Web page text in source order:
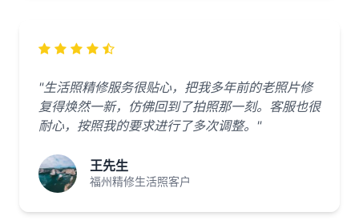
"生活照精修服务很贴心，把我多年前的老照片修
复得焕然一新，仿佛回到了拍照那一刻。客服也很
耐心，按照我的要求进行了多次调整。"
王先生
福州精修生活照客户